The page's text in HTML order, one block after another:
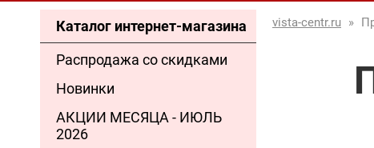
Каталог интернет-магазина
Распродажа со скидками
Новинки
АКЦИИ МЕСЯЦА - ИЮЛЬ
2026
vista-centr.ru »